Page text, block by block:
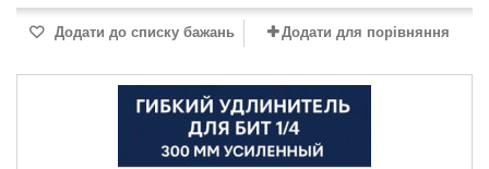
Додати до списку бажань Додати для порівняння